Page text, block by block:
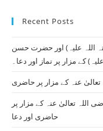
Recent Posts
اللہ علیہ) اور حضرت حسن
کے مزار پر نماز اور دعا۔
عنہ کے مزار پر حاضری
تعالیٰ عنہ کے مزار پر
حاضری اور دعا